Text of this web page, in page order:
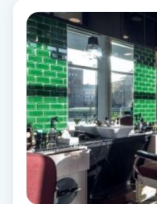
Melasma
Mesoterapi
MicroPen
Microshading